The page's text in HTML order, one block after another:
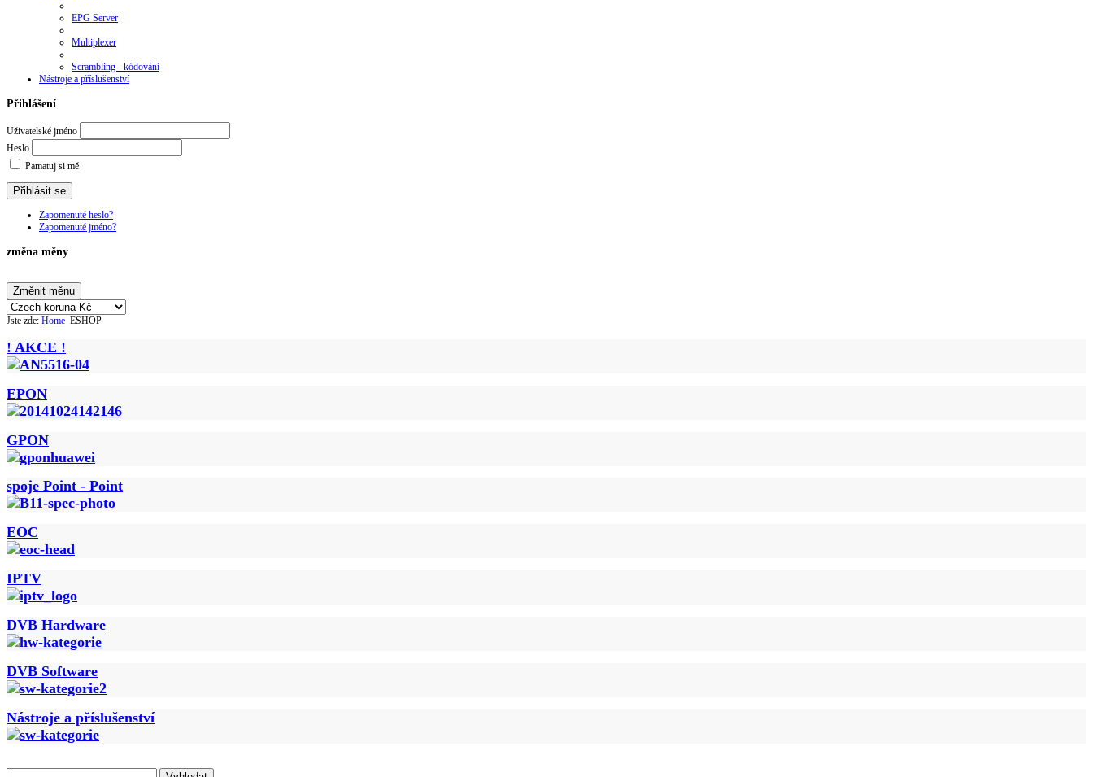
EPG Server
Multiplexer
Scrambling - kódování
Nástroje a příslušenství
Přihlášení
Uživatelské jméno
Heslo
Pamatuj si mě
Zapomenuté heslo?
Zapomenuté jméno?
změna měny
Jste zde: Home ESHOP
! AKCE !
EPON
GPON
spoje Point - Point
EOC
IPTV
DVB Hardware
DVB Software
Nástroje a příslušenství